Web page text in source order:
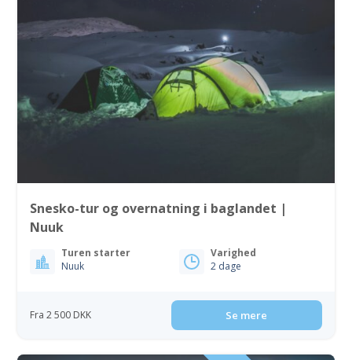
Snesko-tur og overnatning i baglandet |
Nuuk
Turen starter
Nuuk
Varighed
2 dage
Fra 2 500 DKK Se mere